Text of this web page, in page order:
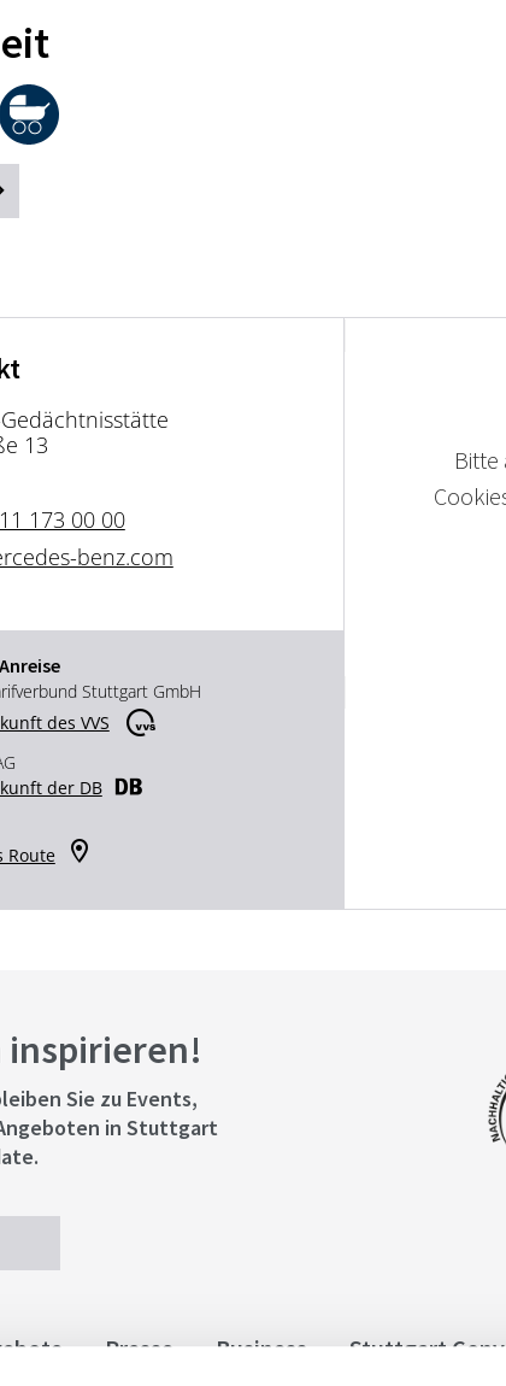
13
173 00 00
benz.com
Stuttgart GmbH
des VVS
der DB
Route
Bitte
inspirieren!
Sie zu Events,
in Stuttgart
Presse Business Stuttgart